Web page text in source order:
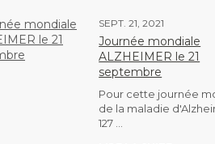
SEPT. 21, 2021
Journée mondiale
ALZHEIMER le 21
septembre
Pour cette journée
de la maladie
127 ...